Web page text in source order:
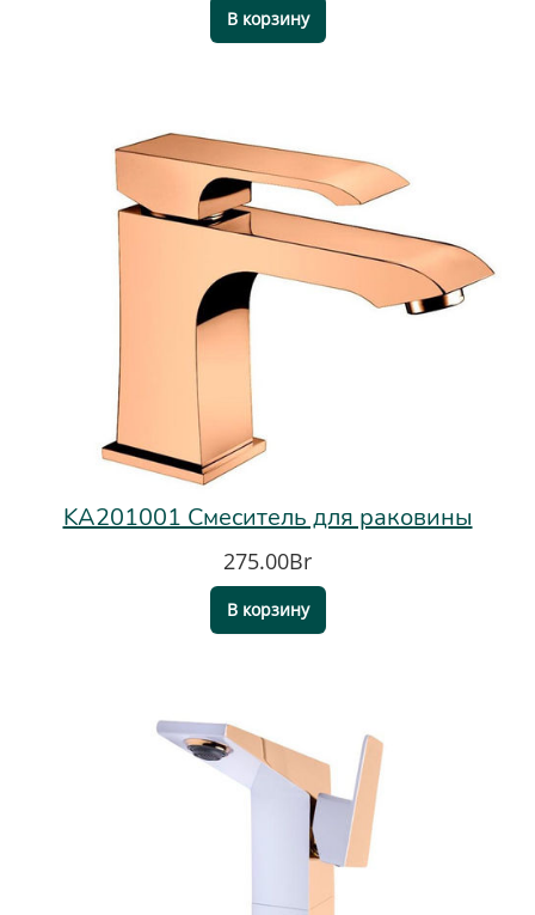
В корзину
KA201001 Смеситель для раковины
275.00Br
В корзину